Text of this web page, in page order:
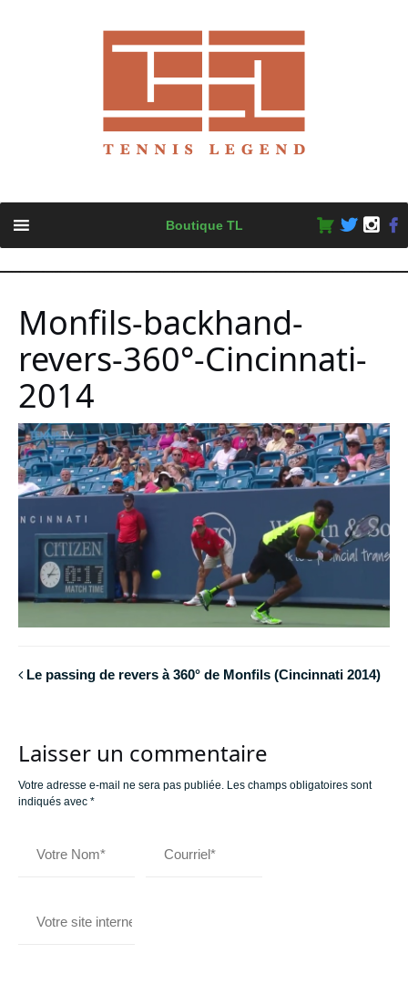
content
Boutique TL
Monfils-backhand-
revers-360°-Cincinnati-
2014
Le passing de revers à 360° de Monfils (Cincinnati 2014)
Laisser un commentaire
Votre adresse e-mail ne sera pas publiée. Les champs obligatoires sont
indiqués avec *